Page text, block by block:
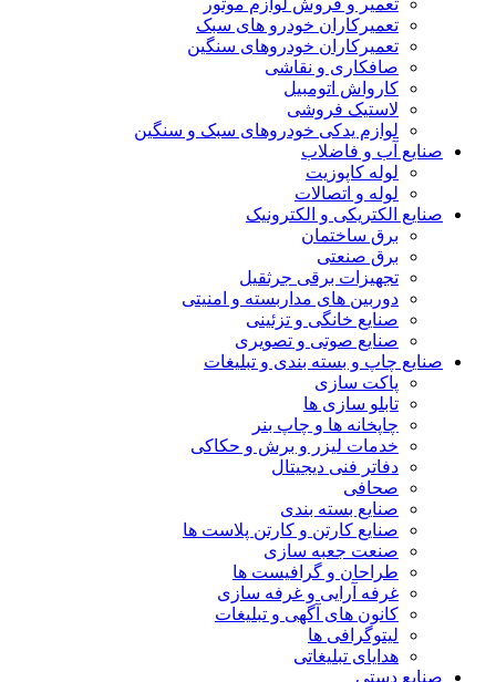
تعمیر و فروش لوازم موتور
تعمیرکاران خودرو های سبک
تعمیرکاران خودروهای سنگین
صافکاری و نقاشی
کارواش اتومبیل
لاستیک فروشی
لوازم یدکی خودروهای سبک و سنگین
صنایع آب و فاضلاب
لوله کاپوزیت
لوله و اتصالات
صنایع الکتریکی و الکترونیک
برق ساختمان
برق صنعتی
تجهیزات برقی جرثقیل
دوربین های مداربسته و امنیتی
صنایع خانگی و تزئینی
صنایع صوتی و تصویری
صنایع چاپ و بسته بندی و تبلیغات
پاکت سازی
تابلو سازی ها
چاپخانه ها و چاپ بنر
خدمات لیزر و برش و حکاکی
دفاتر فنی دیجیتال
صحافی
صنایع بسته بندی
صنایع کارتن و کارتن پلاست ها
صنعت جعبه سازی
طراحان و گرافیست ها
غرفه آرایی و غرفه سازی
کانون های آگهی و تبلیغات
لیتوگرافی ها
هدایای تبلیغاتی
صنایع دستی